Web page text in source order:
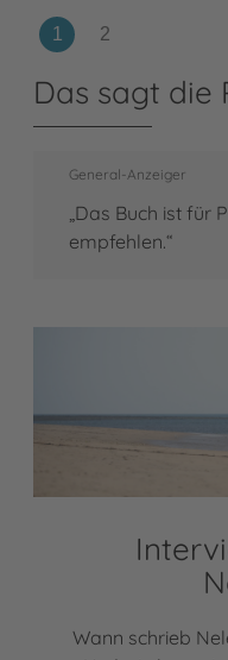
Das sagt die
General-Anzeiger
„Das Buch ist für
empfehlen.“
Wann schrieb